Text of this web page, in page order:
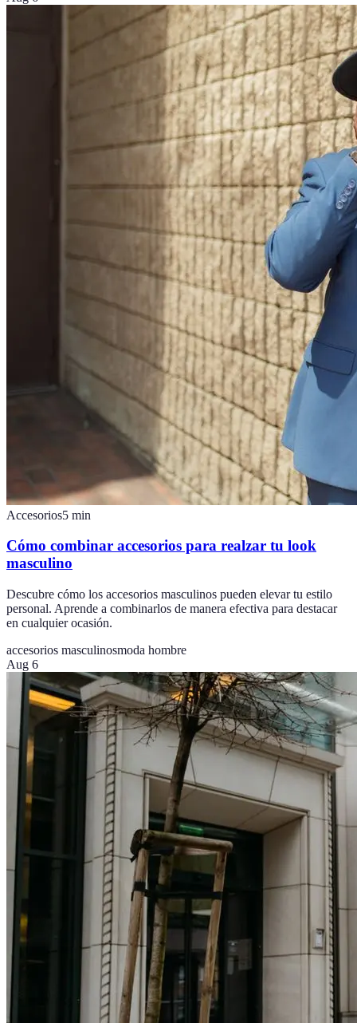
Accesorios5 min
Cómo combinar accesorios para realzar tu look
masculino
Descubre cómo los accesorios masculinos pueden elevar tu estilo
personal. Aprende a combinarlos de manera efectiva para destacar
en cualquier ocasión.
accesorios masculinosmoda hombre
Aug 6